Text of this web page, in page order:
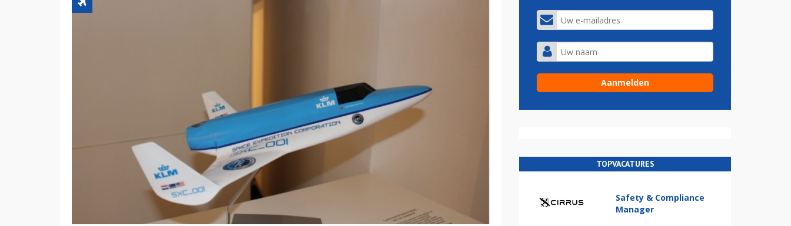
TOPVACATURES
Safety & Compliance
Manager